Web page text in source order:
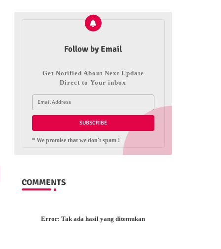
Follow by Email
Get Notified About Next Update
Direct to Your inbox
* We promise that we don't spam !
COMMENTS
Error: Tak ada hasil yang ditemukan